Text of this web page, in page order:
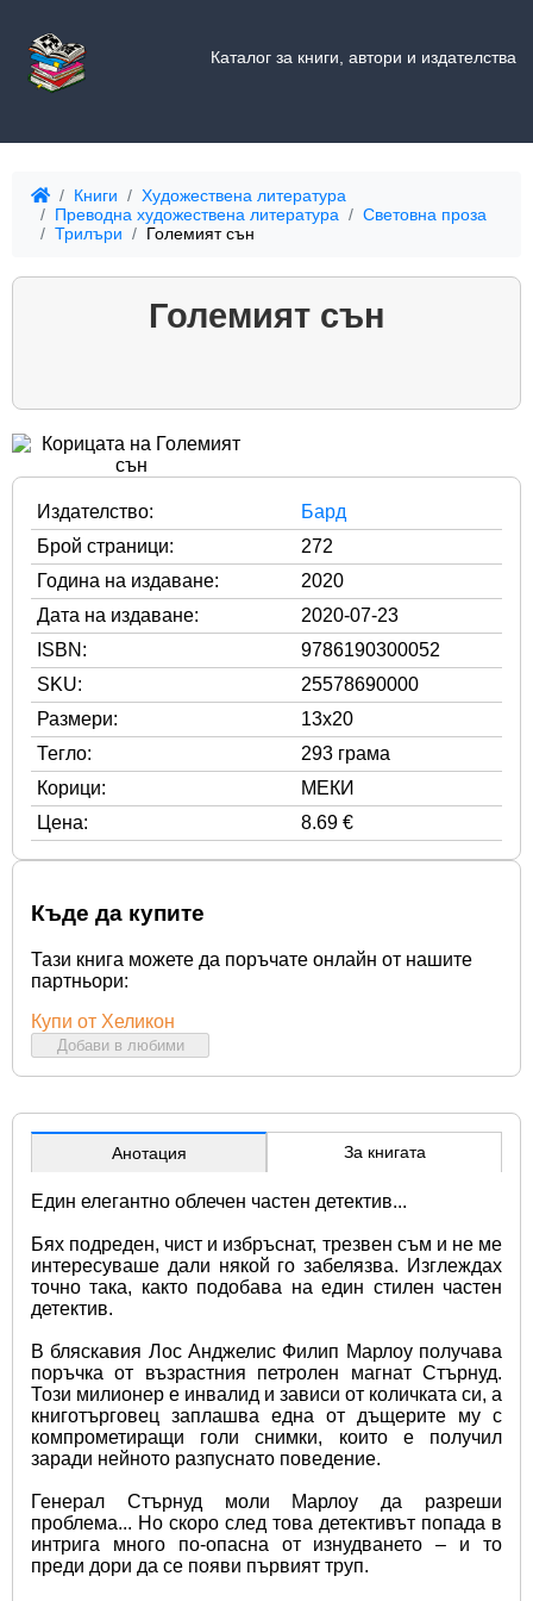
Каталог за книги, автори и издателства
Книги
Художествена литература
Преводна художествена литература
Световна проза
Трилъри
Големият сън
Големият сън
Издателство:
Бард
Брой страници:
272
Година на издаване:
2020
Дата на издаване:
2020-07-23
ISBN:
9786190300052
SKU:
25578690000
Размери:
13x20
Тегло:
293 грама
Корици:
МЕКИ
Цена:
8.69 €
Къде да купите
Тази книга можете да поръчате онлайн от нашите
партньори:
Купи от Хеликон
Добави в любими
Анотация За книгата
Един елегантно облечен частен детектив...
Бях подреден, чист и избръснат, трезвен съм и не ме
интересуваше дали някой го забелязва. Изглеждах
точно така, както подобава на един стилен частен
детектив.
В бляскавия Лос Анджелис Филип Марлоу получава
поръчка от възрастния петролен магнат Стърнуд.
Този милионер е инвалид и зависи от количката си, а
книготърговец заплашва една от дъщерите му с
компрометиращи голи снимки, които е получил
заради нейното разпуснато поведение.
Генерал Стърнуд моли Марлоу да разреши
проблема... Но скоро след това детективът попада в
интрига много по-опасна от изнудването – и то
преди дори да се появи първият труп.